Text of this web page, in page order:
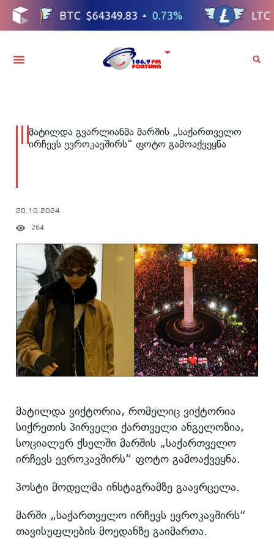
მატილდა გვარლიანმა მარშის „საქართველო
ირჩევს ევროკავშირს“ ფოტო გამოაქვეყნა
20.10.2024
264
მატილდა ვიქტორია, რომელიც ვიქტორია
სიქრეთის პირველი ქართველი ანგელოზია,
სოციალურ ქსელში მარშის „საქართველო
ირჩევს ევროკავშირს“ ფოტო გამოაქვეყნა.
პოსტი მოდელმა ინსტაგრამზე გაავრცელა.
მარში „საქართველო ირჩევს ევროკავშირს“
თავისუფლების მოედანზე გაიმართა.